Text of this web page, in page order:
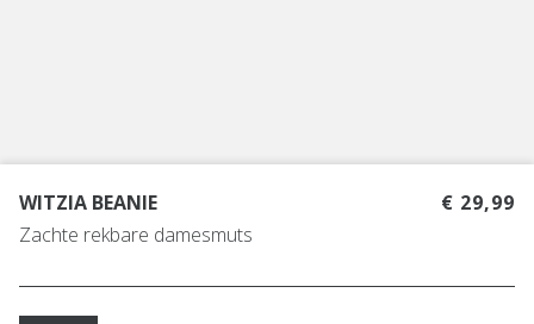
WITZIA BEANIE
Zachte rekbare damesmuts
€ 29,99